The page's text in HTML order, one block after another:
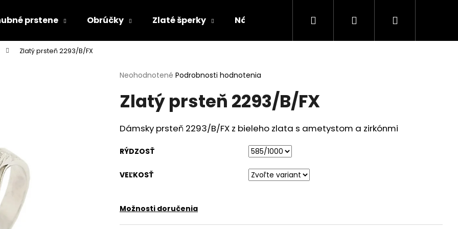
prstene Obrúčky Zlaté šperky Náušnice Novinka Kolekcie
Hľadať PrihlásenieNákupný
Zlatý prsteň 2293/B/FX
Priemerné
produktu
je
z
5
Neohodnotené Podrobnosti hodnotenia
Zlatý prsteň 2293/B/FX
Dámsky prsteň 2293/B/FX z bieleho zlata s ametystom a zirkónmi
RÝDZOSŤ
VEĽKOSŤ
Možnosti doručenia
Čo potrebujete nájsť?
HĽADAŤ